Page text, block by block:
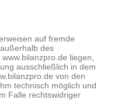
auf fremde
des
liegen,
ausschließlich in dem
von den
technisch möglich und
Falle rechtswidriger